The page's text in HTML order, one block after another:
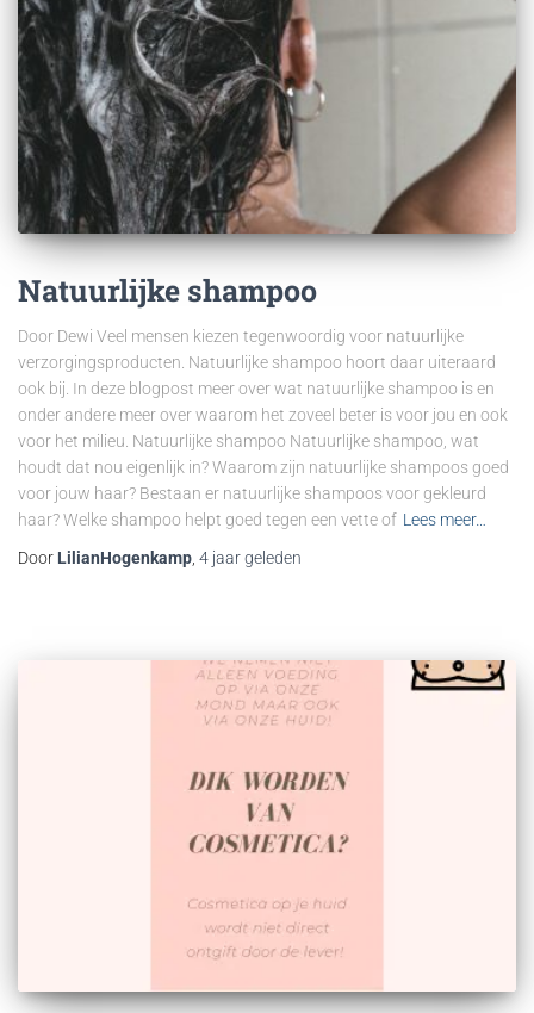
Natuurlijke shampoo
Door Dewi Veel mensen kiezen tegenwoordig voor natuurlijke
verzorgingsproducten. Natuurlijke shampoo hoort daar uiteraard
ook bij. In deze blogpost meer over wat natuurlijke shampoo is en
onder andere meer over waarom het zoveel beter is voor jou en ook
voor het milieu. Natuurlijke shampoo Natuurlijke shampoo, wat
houdt dat nou eigenlijk in? Waarom zijn natuurlijke shampoos goed
voor jouw haar? Bestaan er natuurlijke shampoos voor gekleurd
haar? Welke shampoo helpt goed tegen een vette of Lees meer…
Door LilianHogenkamp 4 jaargeleden